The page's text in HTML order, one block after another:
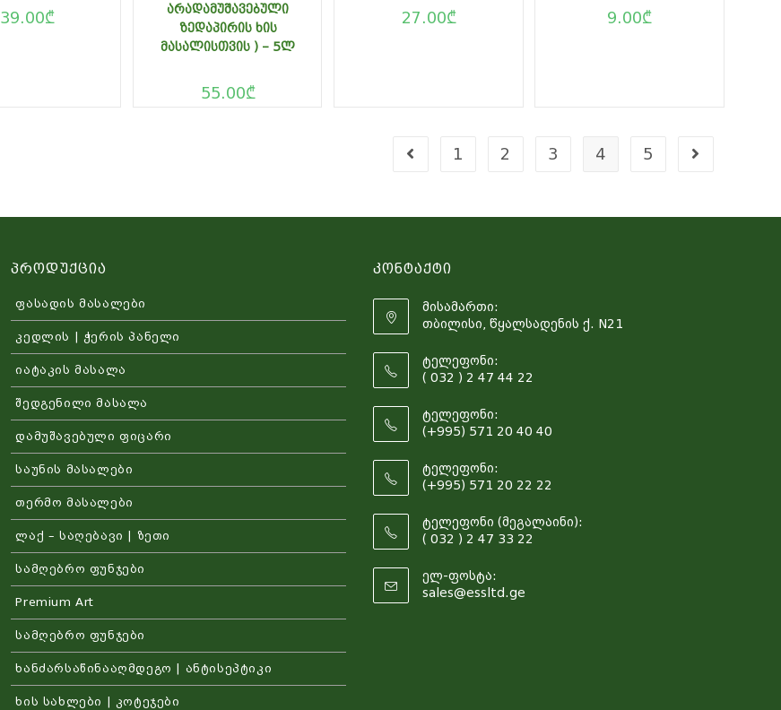
39.00₾
ᲐᲠᲐᲓᲐᲛᲣᲨᲐᲕᲔᲑᲣᲚᲘ
ᲖᲔᲓᲐᲞᲘᲠᲘᲡ ᲮᲘᲡ
ᲛᲐᲡᲐᲚᲘᲡᲗᲕᲘᲡ ) – 5Ლ
55.00₾
27.00₾ 9.00₾
1 2 3 4 5
Პროდუქცია
ფასადის მასალები
კედლის | ჭერის პანელი
იატაკის მასალა
შედგენილი მასალა
დამუშავებული ფიცარი
საუნის მასალები
თერმო მასალები
ლაქ – საღებავი | ზეთი
სამღებრო ფუნჯები
Premium Art
სამღებრო ფუნჯები
ხანძარსაწინააღმდეგო | ანტისეპტიკი
ხის სახლები | კოტეჯები
Კონტაქტი
მისამართი:
თბილისი, წყალსადენის ქ. N21
ტელეფონი:
( 032 ) 2 47 44 22
ტელეფონი:
(+995) 571 20 40 40
ტელეფონი:
(+995) 571 20 22 22
ტელეფონი (მეგალაინი):
( 032 ) 2 47 33 22
ელ-ფოსტა:
sales@essltd.ge